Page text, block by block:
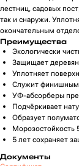
лестниц, садовых
так и снаружи.
окончательным
Преимущества
Экологически
Защищает
Уплотняет
Служит финишным
УФ-абсорберы
Подчёркивает
Образует
Морозостойкость
5 лет сохраняет
Документы